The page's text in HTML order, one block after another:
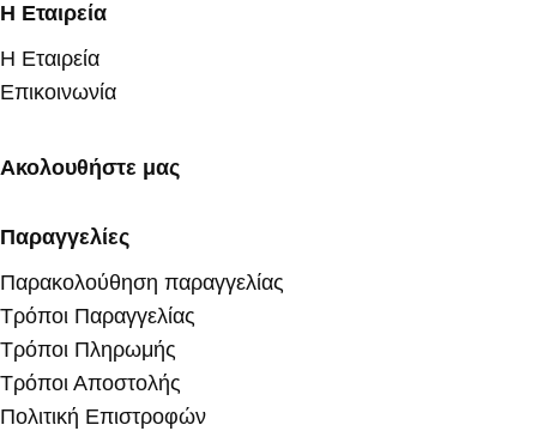
Η Εταιρεία
Η Εταιρεία
Επικοινωνία
Ακολουθήστε μας
Παραγγελίες
Παρακολούθηση παραγγελίας
Τρόποι Παραγγελίας
Τρόποι Πληρωμής
Τρόποι Αποστολής
Πολιτική Επιστροφών